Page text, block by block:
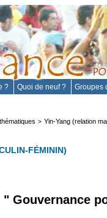
? Quoi de neuf ? Groupes
> Yin-Yang (relation
FÉMININ)
Gouvernance